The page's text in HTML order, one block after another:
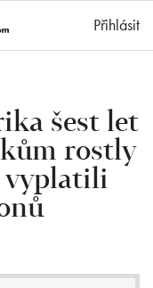
Přihlásit
šest let
rostly
vyplatili